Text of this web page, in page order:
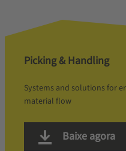
Picking & Handling
Systems and solutions for
material flow
Baixe agora